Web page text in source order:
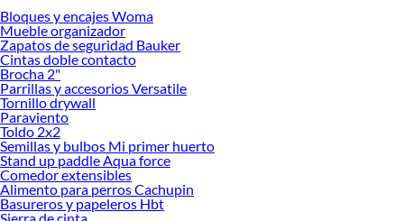
Desde remodelaciones hasta proyectos de decoración, estamos aquí para hacer
tus ideas realidad. ¡Visítanos y encuentra todo lo que tenemos para ofrecerte en
Colgadores y Carros para manguera!
Explora la variedad de productos de Colgadores y Carros para
manguera en Sodimac
Herramientas, materiales y accesorios de calidad para tus proyectos y
renovación de espacios. ¡Visítanos y descubre todo lo que tenemos para
ofrecerte!
Encuentra una amplia variedad de productos de Colgadores y Carros para
manguera en Sodimac. Encuentra todo lo necesario para tus proyectos de
renovación y decoración. ¡Visítanos y haz tus ideas realidad!
Bloques y encajes Woma
Mueble organizador
Zapatos de seguridad Bauker
Cintas doble contacto
Brocha 2"
Parrillas y accesorios Versatile
Tornillo drywall
Paraviento
Toldo 2x2
Semillas y bulbos Mi primer huerto
Stand up paddle Aqua force
Comedor extensibles
Alimento para perros Cachupin
Basureros y papeleros Hbt
Sierra de cinta